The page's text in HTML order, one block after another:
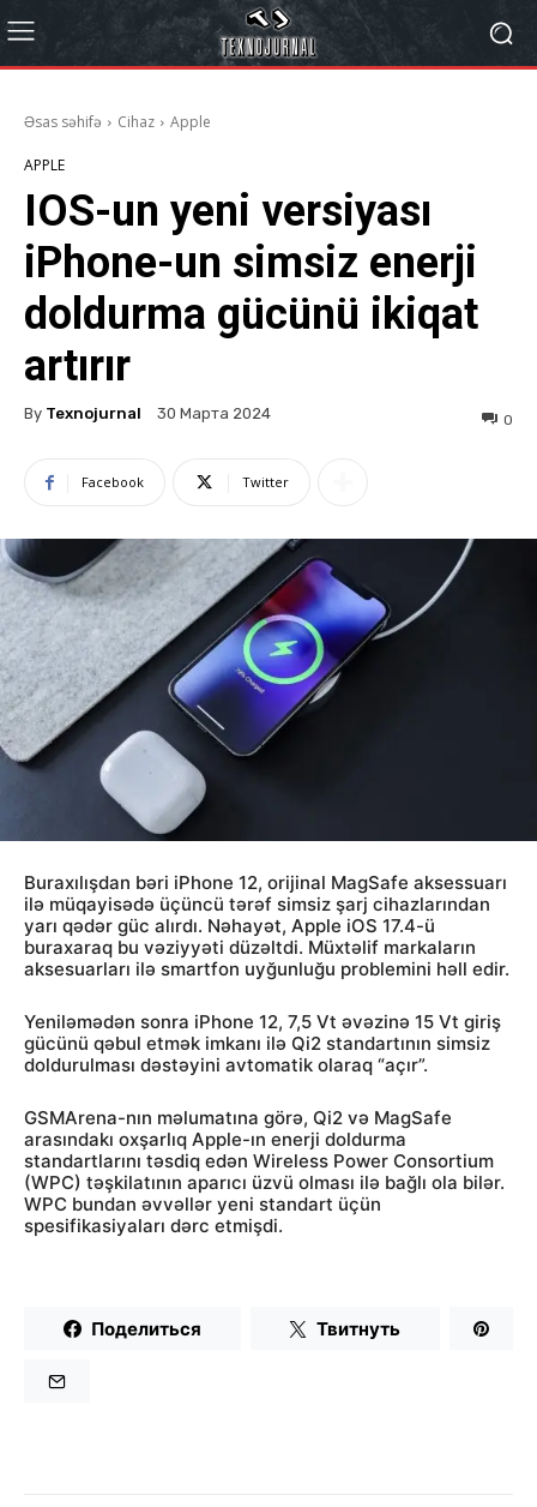
Əsas səhifə Cihaz Apple
APPLE
IOS-un yeni versiyası
iPhone-un simsiz enerji
doldurma gücünü ikiqat
artırır
By Texnojurnal 30 Марта 2024 0
Facebook Twitter
Buraxılışdan bəri iPhone 12, orijinal MagSafe aksessuarı
ilə müqayisədə üçüncü tərəf simsiz şarj cihazlarından
yarı qədər güc alırdı. Nəhayət, Apple iOS 17.4-ü
buraxaraq bu vəziyyəti düzəltdi. Müxtəlif markaların
aksesuarları ilə smartfon uyğunluğu problemini həll edir.
Yeniləmədən sonra iPhone 12, 7,5 Vt əvəzinə 15 Vt giriş
gücünü qəbul etmək imkanı ilə Qi2 standartının simsiz
doldurulması dəstəyini avtomatik olaraq “açır”.
GSMArena-nın məlumatına görə, Qi2 və MagSafe
arasındakı oxşarlıq Apple-ın enerji doldurma
standartlarını təsdiq edən Wireless Power Consortium
(WPC) təşkilatının aparıcı üzvü olması ilə bağlı ola bilər.
WPC bundan əvvəllər yeni standart üçün
spesifikasiyaları dərc etmişdi.
Поделиться Твитнуть